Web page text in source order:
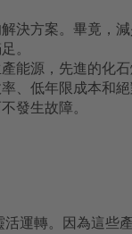
決方案。畢竟，
。
能源，先進的化
、低年限成本和
發生故障。
運轉。因為這些